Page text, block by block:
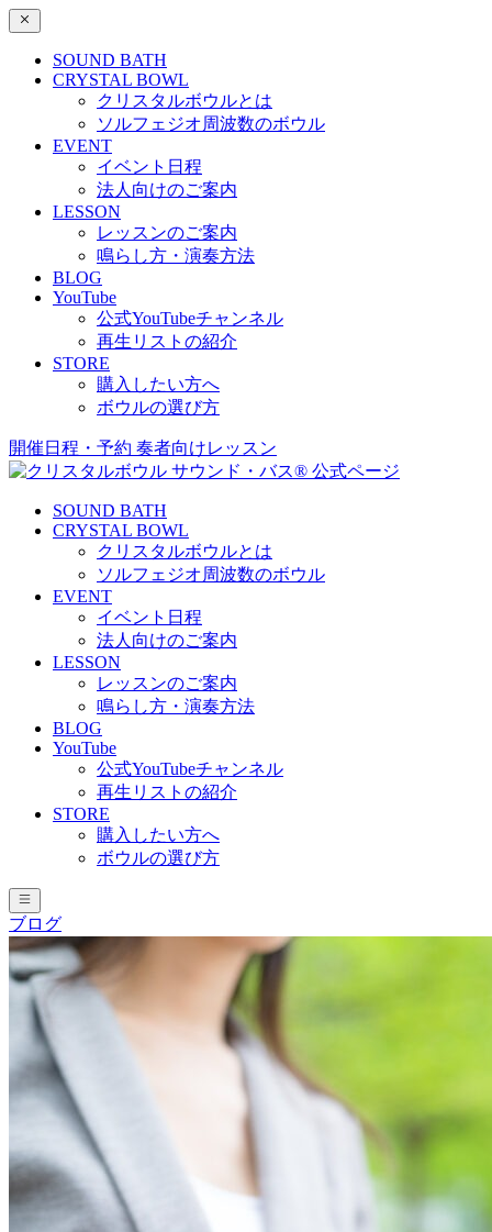
SOUND BATH
CRYSTAL BOWL
クリスタルボウルとは
ソルフェジオ周波数のボウル
EVENT
イベント日程
法人向けのご案内
LESSON
レッスンのご案内
鳴らし方・演奏方法
BLOG
YouTube
公式YouTubeチャンネル
再生リストの紹介
STORE
購入したい方へ
ボウルの選び方
開催日程・予約 奏者向けレッスン
SOUND BATH
CRYSTAL BOWL
クリスタルボウルとは
ソルフェジオ周波数のボウル
EVENT
イベント日程
法人向けのご案内
LESSON
レッスンのご案内
鳴らし方・演奏方法
BLOG
YouTube
公式YouTubeチャンネル
再生リストの紹介
STORE
購入したい方へ
ボウルの選び方
ブログ